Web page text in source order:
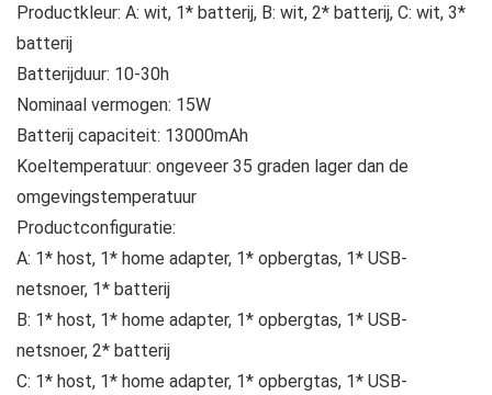
Productkleur: A: wit, 1* batterij, B: wit, 2* batterij, C: wit, 3*
batterij
Batterijduur: 10-30h
Nominaal vermogen: 15W
Batterij capaciteit: 13000mAh
Koeltemperatuur: ongeveer 35 graden lager dan de
omgevingstemperatuur
Productconfiguratie:
A: 1* host, 1* home adapter, 1* opbergtas, 1* USB-
netsnoer, 1* batterij
B: 1* host, 1* home adapter, 1* opbergtas, 1* USB-
netsnoer, 2* batterij
C: 1* host, 1* home adapter, 1* opbergtas, 1* USB-